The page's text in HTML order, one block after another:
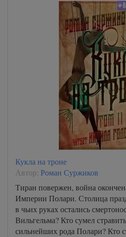
Кукла на троне
Автор: Роман Суржиков
Тиран повержен, война
Империи Полари. Столица
в чьих руках остались
Вильгельма? Кто сумел
сильнейших рода Полари? Кто